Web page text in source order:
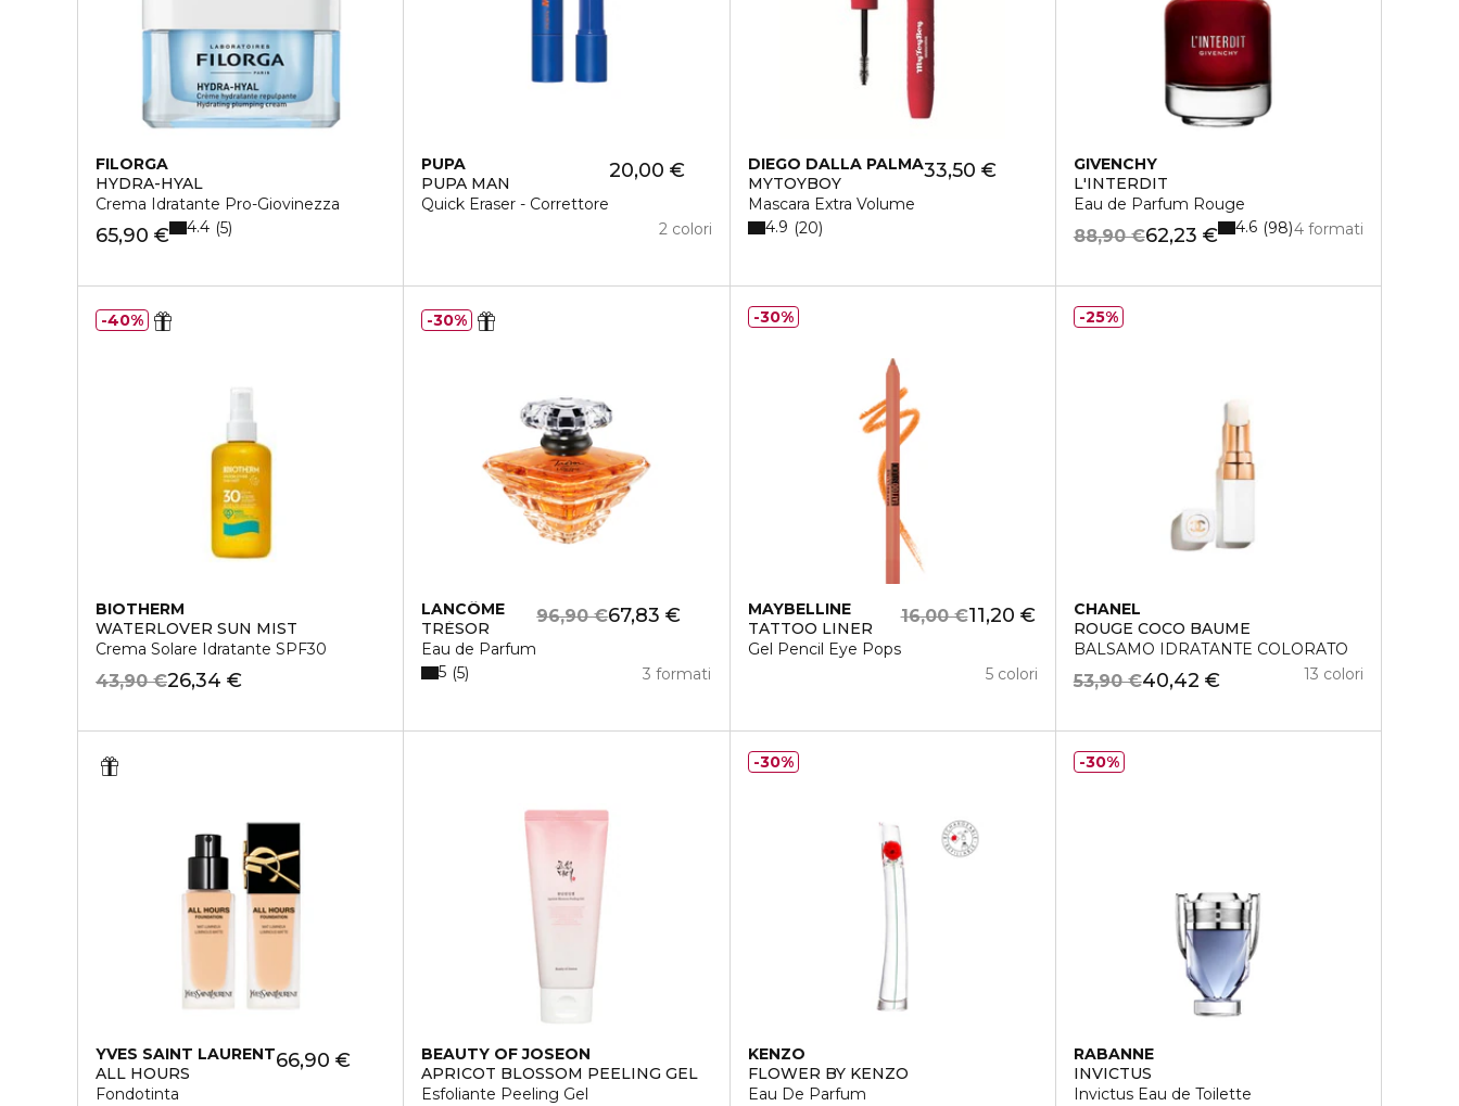
FILORGA
HYDRA-HYAL
Crema Idratante Pro-Giovinezza
65,90 € 4.4 5
PUPA
PUPA MAN
Quick Eraser - Correttore
20,00 €
2 colori
DIEGO DALLA PALMA
MYTOYBOY
Mascara Extra Volume
33,50 €
4.9 20
GIVENCHY
L'INTERDIT
Eau de Parfum Rouge
62,23 €
88,90 € 4 formati
4.6 98
BIOTHERM
WATERLOVER SUN MIST
Crema Solare Idratante SPF30
26,34 €
43,90 €
40%
LANCÔME
TRÉSOR
Eau de Parfum
67,83 €
96,90 €
3 formati
5 5
30%
MAYBELLINE
TATTOO LINER
Gel Pencil Eye Pops
11,20 €
16,00 €
5 colori
30%
CHANEL
ROUGE COCO BAUME
BALSAMO IDRATANTE COLORATO
40,42 €
53,90 € 13 colori
25%
YVES SAINT LAURENT
ALL HOURS
Fondotinta
66,90 €
BEAUTY OF JOSEON
APRICOT BLOSSOM PEELING GEL
Esfoliante Peeling Gel
KENZO
FLOWER BY KENZO
Eau De Parfum
30%
RABANNE
INVICTUS
Invictus Eau de Toilette
30%